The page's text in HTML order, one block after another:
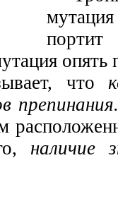
опять
что
наличие